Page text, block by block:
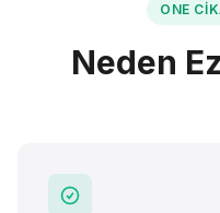
ONE
Neden